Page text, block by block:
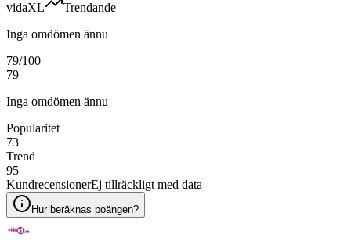
vidaXL
Trendande
Inga omdömen ännu
79/100
79
Inga omdömen ännu
Popularitet
73
Trend
95
KundrecensionerEj tillräckligt med data
Hur beräknas poängen?